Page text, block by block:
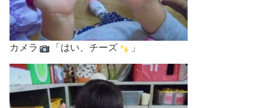
カメラ 「はい、チーズ 」